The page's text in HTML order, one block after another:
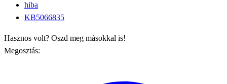
hiba
KB5066835
Hasznos volt? Oszd meg másokkal is!
Megosztás: